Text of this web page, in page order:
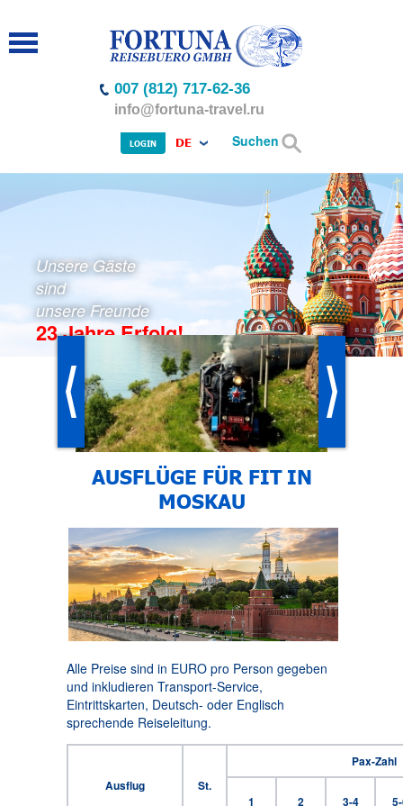
Suchen
007 (812) 717-62-36
info@fortuna-travel.ru
LOGIN DE
Unsere Gäste
sind
unsere Freunde
23 Jahre Erfolg!
AUSFLÜGE FÜR FIT IN
MOSKAU
Alle Preise sind in EURO pro Person gegeben
und inkludieren Transport-Service,
Eintrittskarten, Deutsch- oder Englisch
sprechende Reiseleitung.
Ausflug St.
Pax-Zahl
1 2 3-4